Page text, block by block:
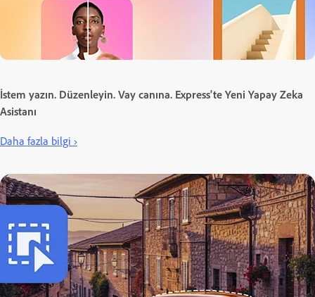
İstem yazın. Düzenleyin. Vay canına. Express'te Yeni Yapay Zeka
Asistanı
Daha fazla bilgi ›